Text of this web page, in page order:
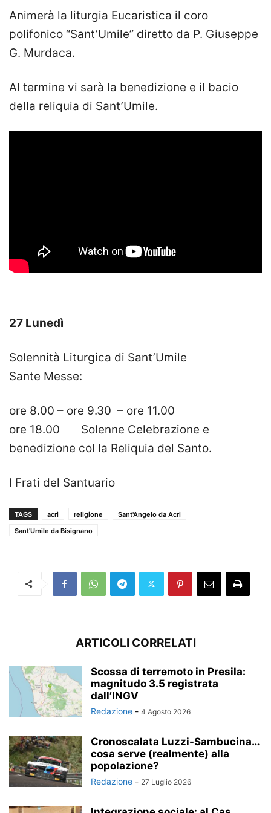
Animerà la liturgia Eucaristica il coro
polifonico “Sant’Umile” diretto da P. Giuseppe
G. Murdaca.
Al termine vi sarà la benedizione e il bacio
della reliquia di Sant’Umile.
27 Lunedì
Solennità Liturgica di Sant’Umile
Sante Messe:
ore 8.00 – ore 9.30 – ore 11.00
ore 18.00 Solenne Celebrazione e
benedizione col la Reliquia del Santo.
I Frati del Santuario
TAGS acri religione
Sant'Angelo da Acri
Sant'Umile da Bisignano
ARTICOLI CORRELATI
Scossa di terremoto in Presila:
magnitudo 3.5 registrata
dall’INGV
Redazione - 4 Agosto 2026
Cronoscalata Luzzi-Sambucina…
cosa serve (realmente) alla
popolazione?
Redazione - 27 Luglio 2026